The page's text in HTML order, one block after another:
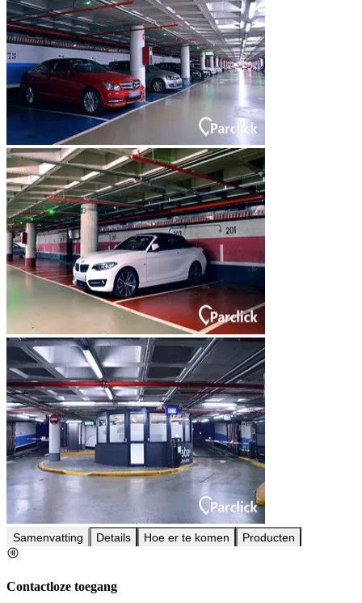
Samenvatting Details Hoe er te komen Producten
Contactloze toegang